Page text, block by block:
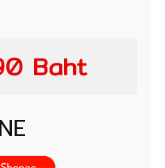
Baht